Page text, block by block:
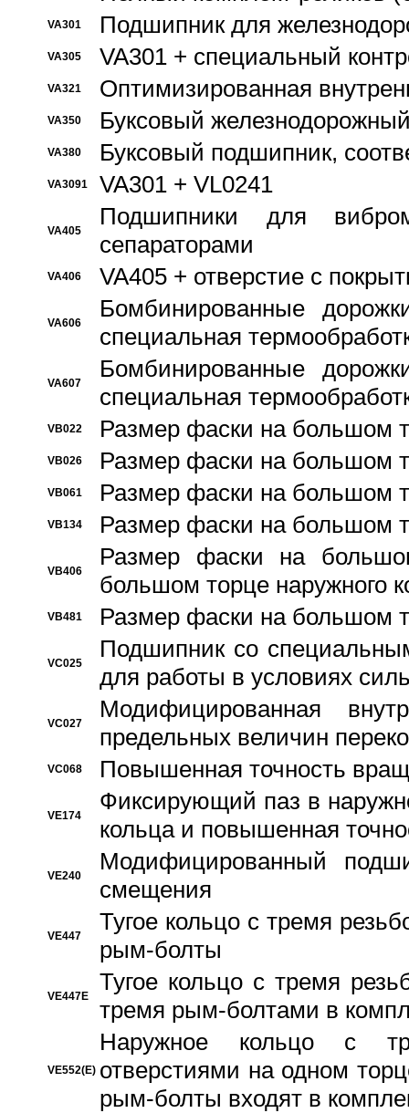
VA301 Подшипник для
VA305 VA301 + специальный
VA321 Оптимизированная
VA350 Буксовый
VA380 Буксовый подшипник,
VA3091 VA301 + VL0241
VA405
Подшипники для
сепараторами
VA406 VA405 + отверстие с
VA606
Бомбинированные
специальная
VA607
Бомбинированные
специальная
VB022 Размер фаски на большом
VB026 Размер фаски на большом
VB061 Размер фаски на большом
VB134 Размер фаски на большом
VB406
Размер фаски на
большом торце наружного
VB481 Размер фаски на большом
VC025
Подшипник со
для работы в условиях
VC027
Модифицированная
предельных величин
VC068 Повышенная точность
VE174
Фиксирующий паз в
кольца и повышенная
VE240
Модифицированный
смещения
VE447
Тугое кольцо с тремя
рым-болты
VE447E
Тугое кольцо с тремя
тремя рым-болтами в
VE552(E)
Наружное кольцо с
отверстиями на одном
рым-болты входят в